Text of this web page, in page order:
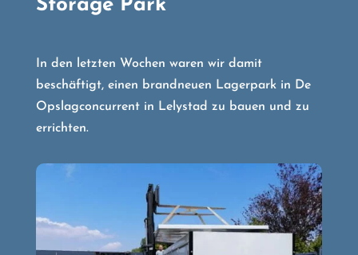
Storage Park
In den letzten Wochen waren wir damit
beschäftigt, einen brandneuen Lagerpark in De
Opslagconcurrent in Lelystad zu bauen und zu
errichten.